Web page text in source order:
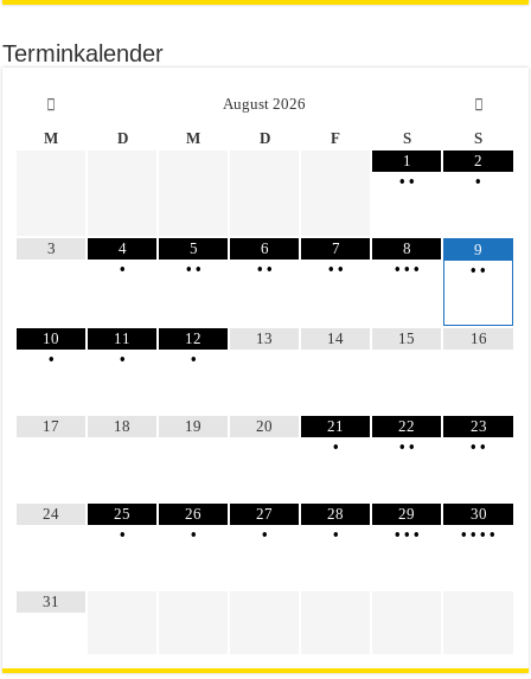
Terminkalender
August 2026
M
D M D F S
S
1
• •
2
•
3
4
•
5
• •
6
• •
7
• •
8
• • •
9
••
10
•
11
•
12
•
13 14 15 16
17 18 19 20
21
•
22
• •
23
••
24
25
•
26
•
27
•
28
•
29
• • •
30
••••
31